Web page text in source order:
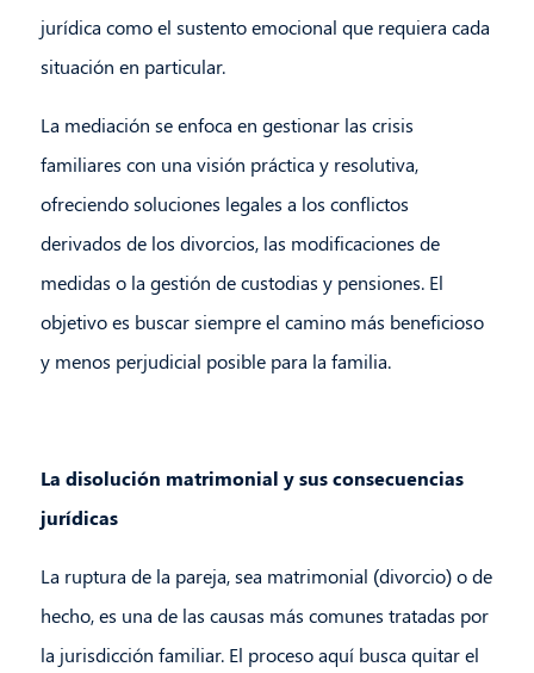
jurídica como el sustento emocional que requiera cada
situación en particular.
La mediación se enfoca en gestionar las crisis
familiares con una visión práctica y resolutiva,
ofreciendo soluciones legales a los conflictos
derivados de los divorcios, las modificaciones de
medidas o la gestión de custodias y pensiones. El
objetivo es buscar siempre el camino más beneficioso
y menos perjudicial posible para la familia.
La disolución matrimonial y sus consecuencias
jurídicas
La ruptura de la pareja, sea matrimonial (divorcio) o de
hecho, es una de las causas más comunes tratadas por
la jurisdicción familiar. El proceso aquí busca quitar el